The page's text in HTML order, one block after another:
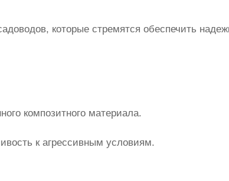
которые стремятся обеспечить
композитного материала.
к агрессивным условиям.